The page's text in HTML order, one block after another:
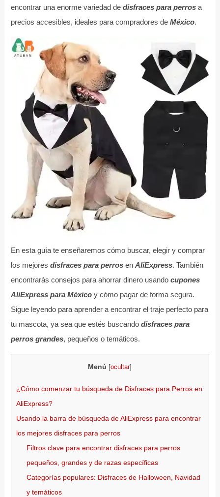
encontrar una enorme variedad de disfraces para perrosa
precios accesibles, ideales para compradores de México.
En esta guía te enseñaremos cómo buscar, elegir y comprar
los mejores disfraces para perrosen AliExpress. También
encontrarás consejos para ahorrar dinero usando cupones
AliExpress para Méxicoy cómo pagar de forma segura.
Sigue leyendo para aprender a encontrar el traje perfecto para
tu mascota, ya sea que estés buscando disfraces para
perros grandes, pequeños o temáticos.
Menú [ocultar]
¿Cómo comenzar tu búsqueda de Disfraces para Perros en
AliExpress?
Usando la barra de búsqueda de AliExpress para encontrar
los mejores disfraces para perros
Filtros clave para encontrar disfraces para perros
pequeños, grandes y de razas específicas
Categorías populares: Disfraces de Halloween, Navidad
y temáticos